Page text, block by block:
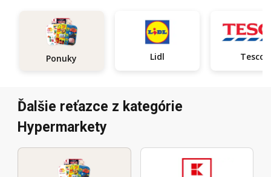
Ponuky Lidl Tesco
Ďalšie reťazce z kategórie
Hypermarkety